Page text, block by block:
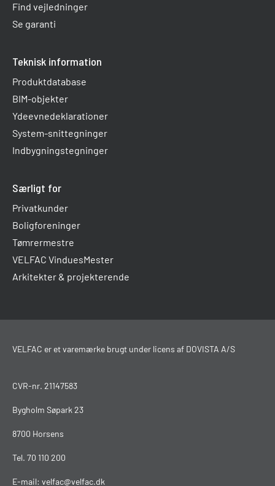
Find vejledninger
Se garanti
Teknisk information
Produktdatabase
BIM-objekter
Ydeevnedeklarationer
System-snittegninger
Indbygningstegninger
Særligt for
Privatkunder
Boligforeninger
Tømrermestre
VELFAC VinduesMester
Arkitekter & projekterende
VELFAC er et varemærke brugt under licens af DOVISTA A/S
CVR-nr. 21147583
Bygholm Søpark 23
8700 Horsens
Tel. 70 110 200
E-mail: velfac@velfac.dk